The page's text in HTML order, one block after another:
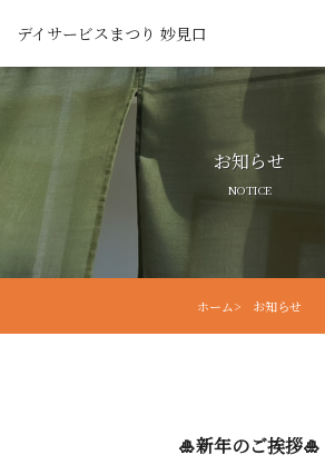
デイサービスまつり 妙見口
お知らせ
NOTICE
ホーム> お知らせ
🎍新年のご挨拶🎍